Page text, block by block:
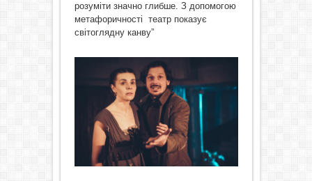
розуміти значно глибше. З допомогою
метафоричності театр показує
світоглядну канву”